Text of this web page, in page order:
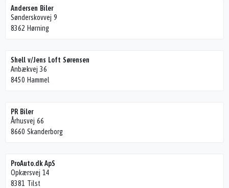
Andersen Biler
Sønderskovvej 9
8362 Hørning
Shell v/Jens Loft Sørensen
Anbækvej 36
8450 Hammel
PR Biler
Århusvej 66
8660 Skanderborg
ProAuto.dk ApS
Opkærsvej 14
8381 Tilst